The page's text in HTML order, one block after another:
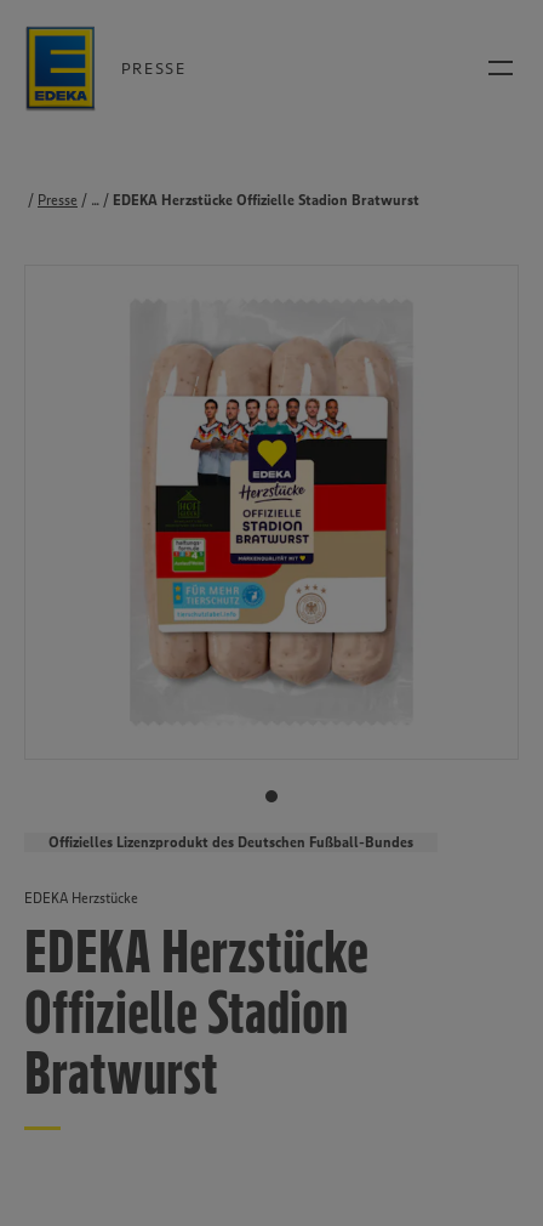
PRESSE
Presse Produkte
EDEKA Herzstücke Offizielle Stadion Bratwurst
...
Offizielles Lizenzprodukt des Deutschen Fußball-Bundes
EDEKA Herzstücke
EDEKA Herzstücke
Offizielle Stadion
Bratwurst